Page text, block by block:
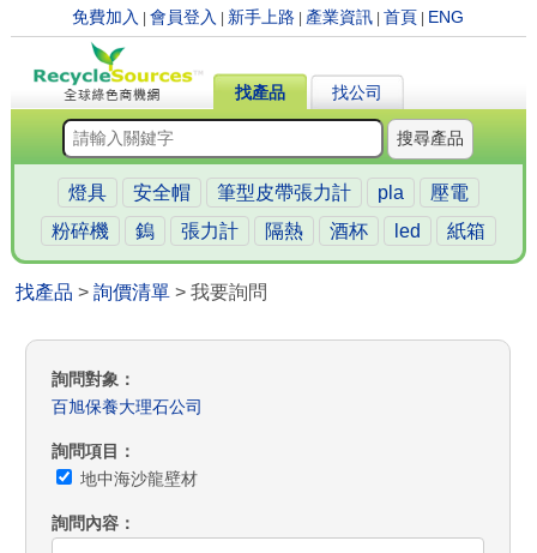
免費加入 |會員登入 新手上路 產業資訊 |首頁 ENG
找產品 找公司
搜尋產品
燈具 安全帽 筆型皮帶張力計 pla
壓電
粉碎機
鎢 張力計 隔熱 酒杯 led 紙箱
找產品 >詢價清單 > 我要詢問
詢問對象
百旭保養大理石公司
詢問項目
地中海沙龍壁材
詢問內容